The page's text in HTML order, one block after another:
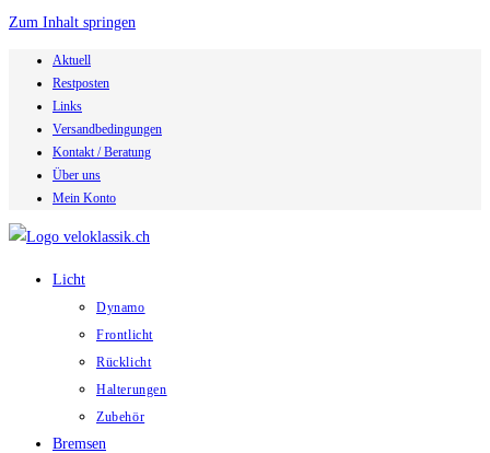
Zum Inhalt springen
Aktuell
Restposten
Links
Versandbedingungen
Kontakt / Beratung
Über uns
Mein Konto
Licht
Dynamo
Frontlicht
Rücklicht
Halterungen
Zubehör
Bremsen